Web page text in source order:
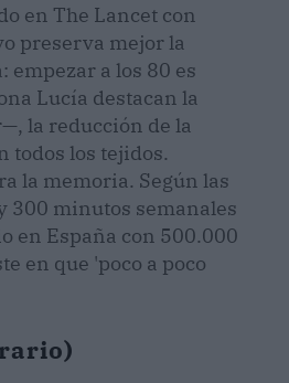
en The Lancet con
preserva mejor la
empezar a los 80 es
Lucía destacan la
la reducción de la
todos los tejidos.
la memoria. Según las
300 minutos semanales
en España con 500.000
en que 'poco a poco